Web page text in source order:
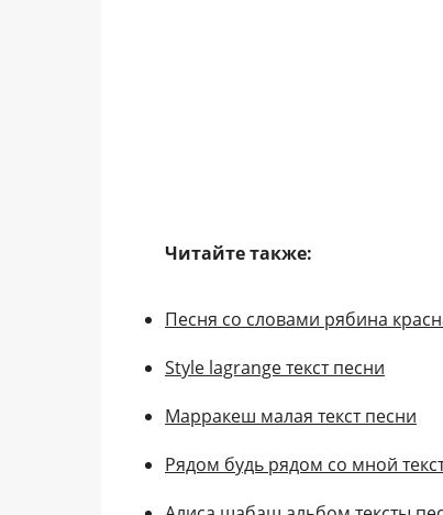
Читайте также:
Песня со словами рябина
Style lagrange текст песни
Марракеш малая текст песни
Рядом будь рядом со мной